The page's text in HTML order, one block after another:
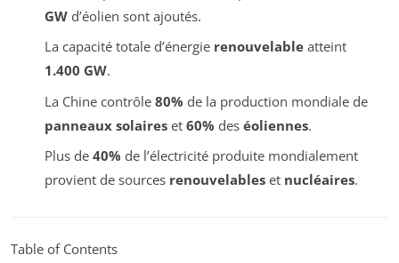
GWd’éolien sont ajoutés.
La capacité totale d’énergie renouvelableatteint
1.400 GW.
La Chine contrôle 80% de la production mondiale de
panneaux solaireset 60% des éoliennes.
Plus de 40% de l’électricité produite mondialement
provient de sources renouvelableset nucléaires.
Table of Contents